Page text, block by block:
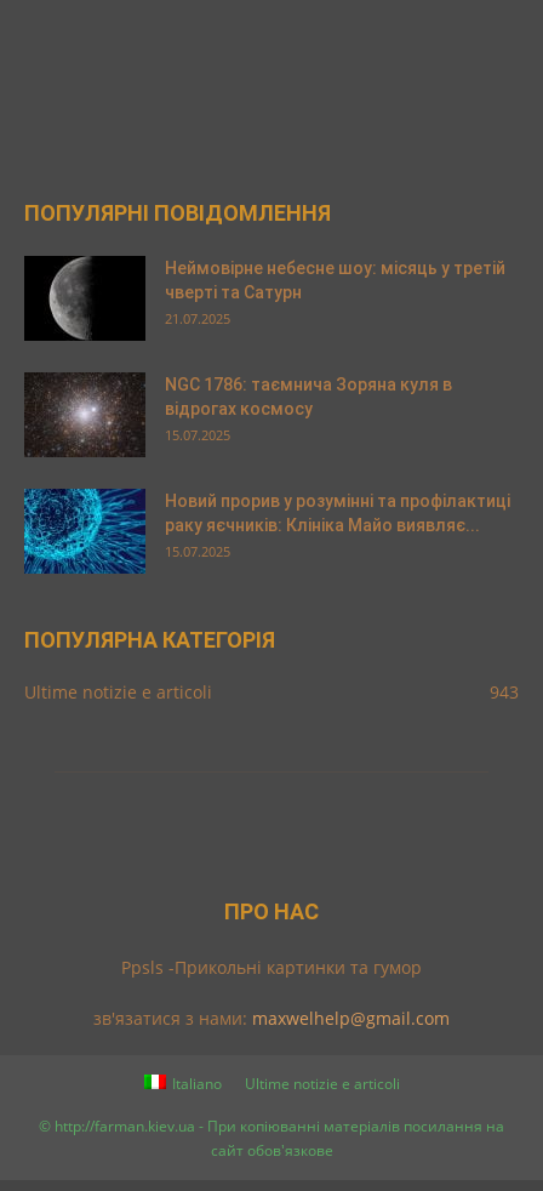
ПОПУЛЯРНІ ПОВІДОМЛЕННЯ
Неймовірне небесне шоу: місяць у третій
чверті та Сатурн
21.07.2025
NGC 1786: таємнича Зоряна куля в
відрогах космосу
15.07.2025
Новий прорив у розумінні та профілактиці
раку яєчників: Клініка Майо виявляє...
15.07.2025
ПОПУЛЯРНА КАТЕГОРІЯ
Ultime notizie e articoli 943
ПРО НАС
Ppsls -Прикольні картинки та гумор
зв'язатися з нами: maxwelhelp@gmail.com
Italiano Ultime notizie e articoli
© http://farman.kiev.ua - При копіюванні матеріалів посилання на
сайт обов'язкове